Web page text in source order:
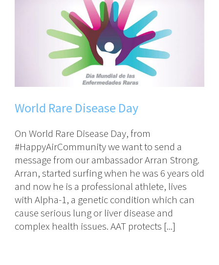
World Rare Disease Day
On World Rare Disease Day, from
#HappyAirCommunity we want to send a
message from our ambassador Arran Strong.
Arran, started surfing when he was 6 years old
and now he is a professional athlete, lives
with Alpha-1, a genetic condition which can
cause serious lung or liver disease and
complex health issues. AAT protects [...]